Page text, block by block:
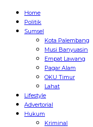
Home
Politik
Sumsel
Kota Palembang
Musi Banyuasin
Empat Lawang
Pagar Alam
OKU Timur
Lahat
Lifestyle
Advertorial
Hukum
Kriminal